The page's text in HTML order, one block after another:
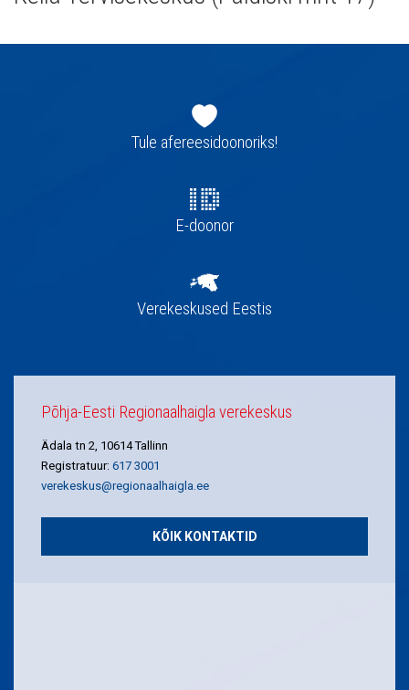
navigatsioonTule afereesidoonoriks!
E-doonor
Verekeskused Eestis
Põhja-Eesti Regionaalhaigla verekeskus
Ädala tn 2, 10614 Tallinn
Registratuur: 617 3001
verekeskus@regionaalhaigla.ee
KÕIK KONTAKTID